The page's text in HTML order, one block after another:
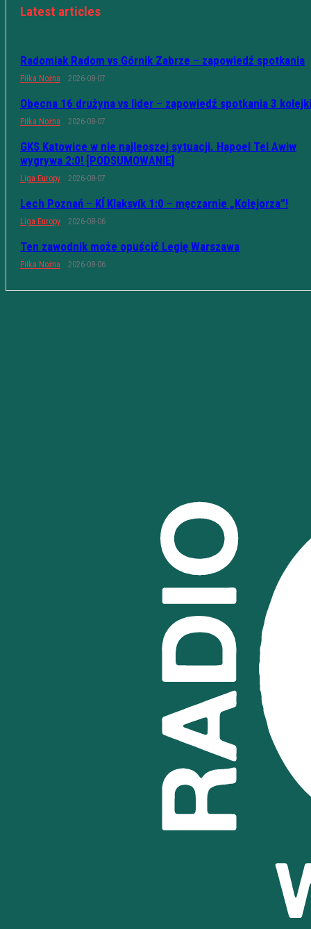
Latest articles
Radomiak Radom vs Górnik Zabrze – zapowiedź spotkania
Piłka Nożna 2026-08-07
Obecna 16 drużyna vs lider – zapowiedź spotkania 3 kolejki
Piłka Nożna 2026-08-07
GKS Katowice w nie najleoszej sytuacji. Hapoel Tel Awiw
wygrywa 2:0! [PODSUMOWANIE]
Liga Europy 2026-08-07
Lech Poznań – KÍ Klaksvík 1:0 – męczarnie „Kolejorza”!
Liga Europy 2026-08-06
Ten zawodnik może opuścić Legię Warszawa
Piłka Nożna 2026-08-06